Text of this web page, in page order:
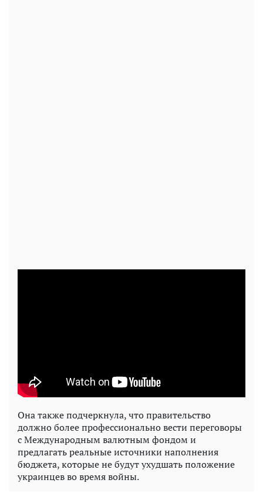
Она также подчеркнула, что правительство
должно более профессионально вести переговоры
с Международным валютным фондом и
предлагать реальные источники наполнения
бюджета, которые не будут ухудшать положение
украинцев во время войны.